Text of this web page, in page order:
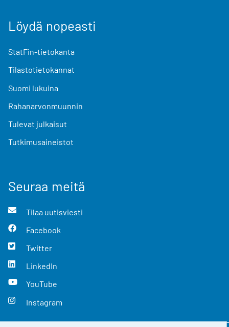
Löydä nopeasti
StatFin-tietokanta
Tilastotietokannat
Suomi lukuina
Rahanarvonmuunnin
Tulevat julkaisut
Tutkimusaineistot
Seuraa meitä
Tilaa uutisviesti
Facebook
Twitter
LinkedIn
YouTube
Instagram